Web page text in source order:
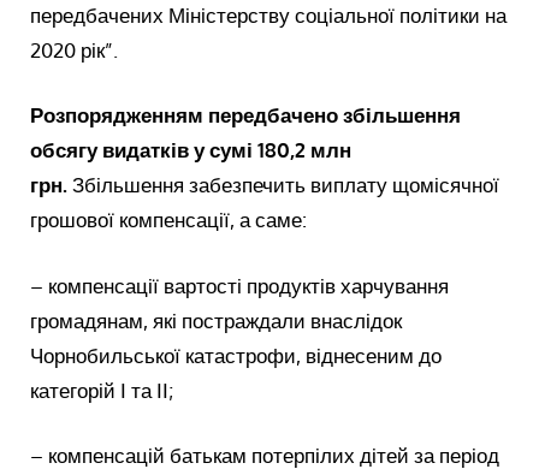
передбачених Міністерству соціальної політики на
2020 рік”.
Розпорядженням передбачено збільшення
обсягу видатків у сумі 180,2 млн
грн.Збільшення забезпечить виплату щомісячної
грошової компенсації, а саме:
– компенсації вартості продуктів харчування
громадянам, які постраждали внаслідок
Чорнобильської катастрофи, віднесеним до
категорій І та ІІ;
– компенсацій батькам потерпілих дітей за період